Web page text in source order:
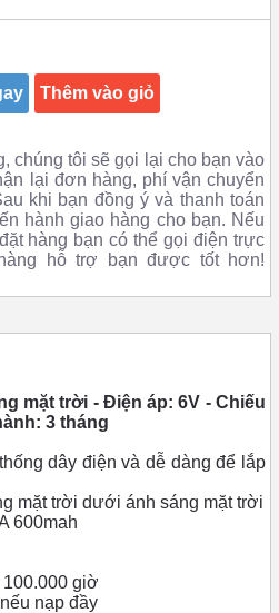
Thêm vào giỏ
chúng tôi sẽ gọi lại cho bạn vào
lại đơn hàng, phí vận chuyển
khi bạn đồng ý và thanh toán
hành giao hàng cho bạn. Nếu
hàng bạn có thể gọi điện trực
hỗ trợ bạn được tốt hơn!
mặt trời - Điện áp: 6V - Chiếu
3 tháng
dây điện và dễ dàng để lắp
mặt trời dưới ánh sáng mặt trời
600mah
giờ
nạp đầy